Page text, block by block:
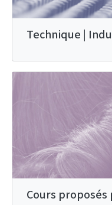
Technique |
Cours